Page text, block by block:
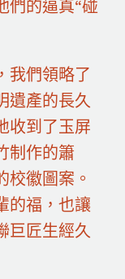
們的逼真“碰
我們領略了
遺產的長久
收到了玉屏
制作的簫
校徽圖案。
的福，也讓
巨匠生經久